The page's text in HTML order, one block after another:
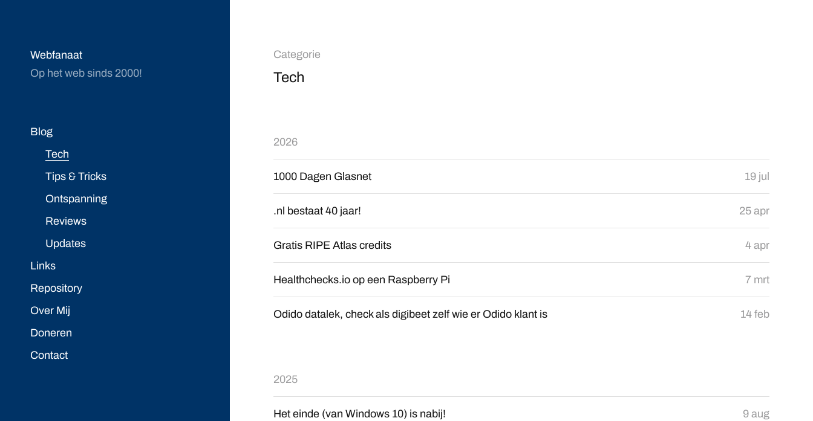
Webfanaat
Op het web sinds 2000!
Blog
Tech
Tips & Tricks
Ontspanning
Reviews
Updates
Links
Repository
Over Mij
Doneren
Contact
Categorie
Tech
2026
1000 Dagen Glasnet 19 jul
.nl bestaat 40 jaar! 25 apr
Gratis RIPE Atlas credits 4 apr
Healthchecks.io op een Raspberry Pi 7 mrt
Odido datalek, check als digibeet zelf wie er Odido klant is 14 feb
2025
Het einde (van Windows 10) is nabij! 9 aug